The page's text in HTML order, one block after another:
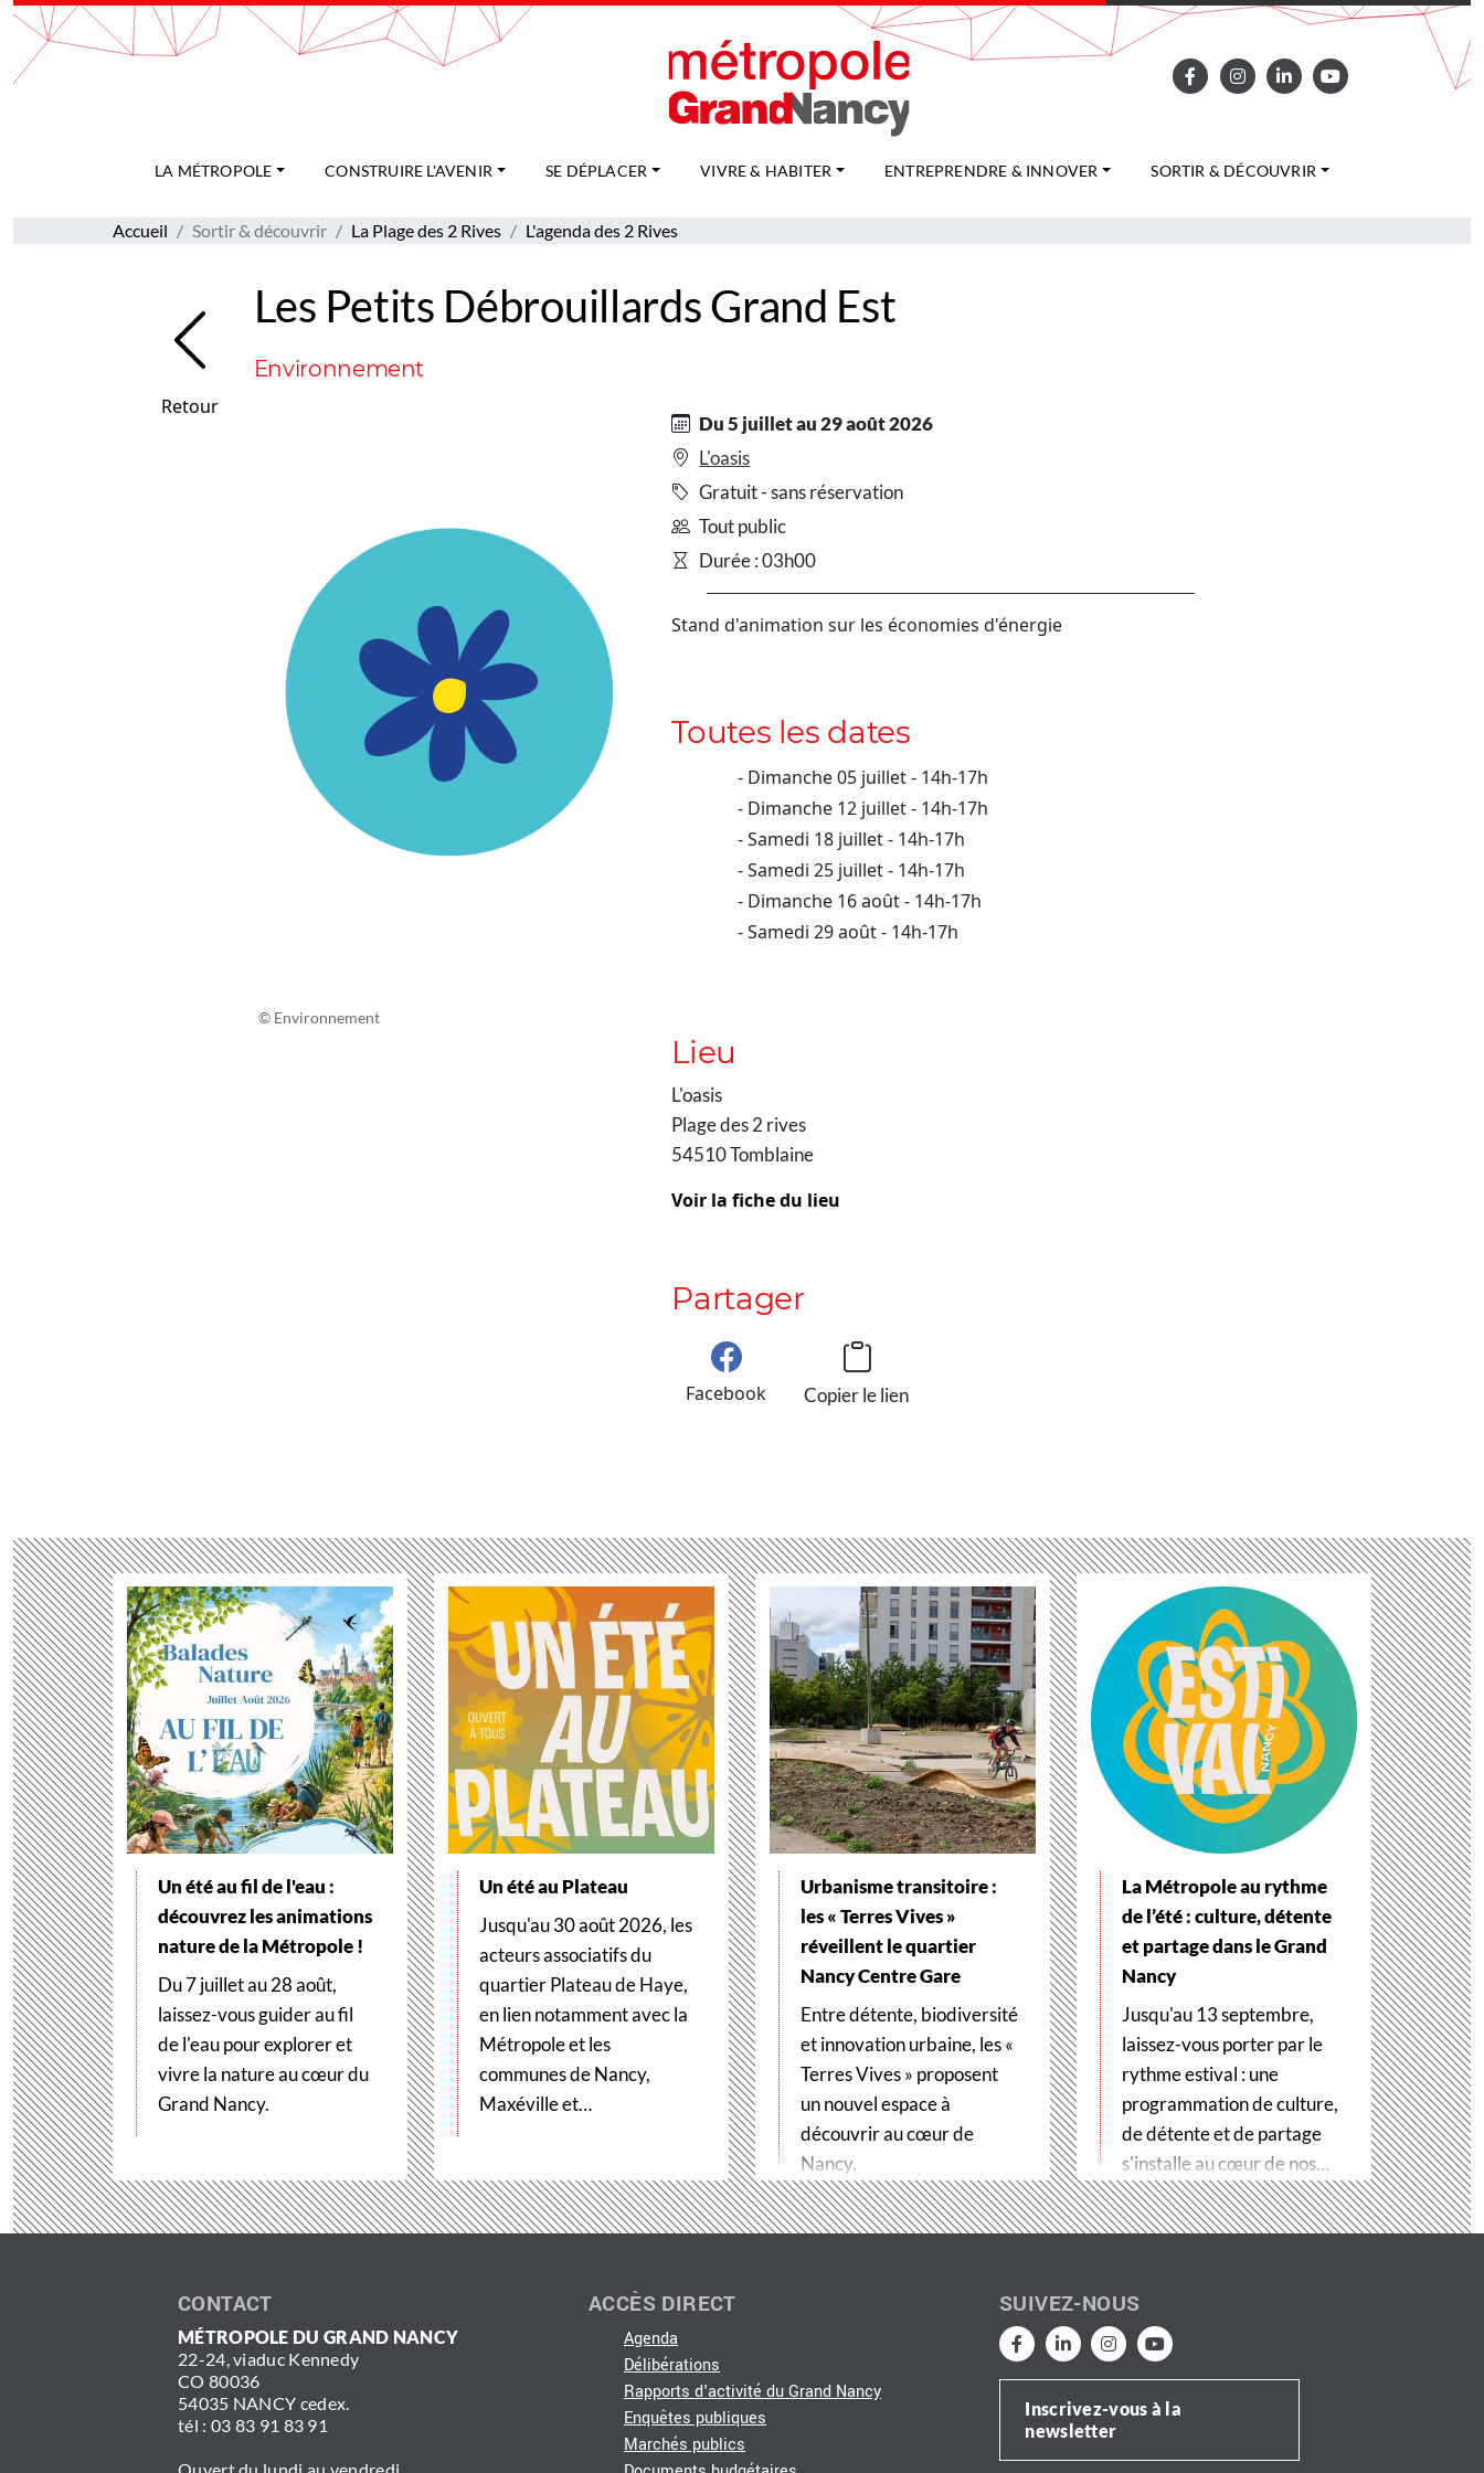
Gestion de vos préférences sur les cookies
LA MÉTROPOLE CONSTRUIRE L'AVENIR SE DÉPLACER VIVRE & HABITER ENTREPRENDRE & INNOVER SORTIR & DÉCOUVRIR
Accueil Sortir & découvrir La Plage des 2 Rives L'agenda des 2 Rives
Retour
Les Petits Débrouillards Grand Est
Environnement
© Environnement
Du 5 juillet au 29 août 2026
L'oasis
Gratuit - sans réservation
Tout public
Durée : 03h00
Stand d'animation sur les économies d'énergie
Toutes les dates
Dimanche 05 juillet - 14h-17h
Dimanche 12 juillet - 14h-17h
Samedi 18 juillet - 14h-17h
Samedi 25 juillet - 14h-17h
Dimanche 16 août - 14h-17h
Samedi 29 août - 14h-17h
Lieu
L'oasis
Plage des 2 rives
54510 Tomblaine
Voir la fiche du lieu
Partager
Facebook Copier le lien
Un été au fil de l'eau :
découvrez les animations
nature de la Métropole !
Du 7 juillet au 28 août,
laissez-vous guider au fil
de l'eau pour explorer et
vivre la nature au cœur du
Grand Nancy.
Un été au Plateau
Jusqu'au 30 août 2026, les
acteurs associatifs du
quartier Plateau de Haye,
en lien notamment avec la
Métropole et les
communes de Nancy,
Maxéville et…
Urbanisme transitoire :
les « Terres Vives »
réveillent le quartier
Nancy Centre Gare
Entre détente, biodiversité
et innovation urbaine, les «
Terres Vives » proposent
un nouvel espace à
découvrir au cœur de
Nancy.
La Métropole au rythme
de l’été : culture, détente
et partage dans le Grand
Nancy
Jusqu'au 13 septembre,
laissez-vous porter par le
rythme estival : une
programmation de culture,
de détente et de partage
s'installe au cœur de nos…
CONTACT
MÉTROPOLE DU GRAND NANCY
22-24, viaduc Kennedy
CO 80036
54035 NANCY cedex.
tél : 03 83 91 83 91
Ouvert du lundi au vendredi
ACCÈS DIRECT
Agenda
Délibérations
Rapports d'activité du Grand Nancy
Enquêtes publiques
Marchés publics
SUIVEZ-NOUS
Inscrivez-vous à la
newsletter